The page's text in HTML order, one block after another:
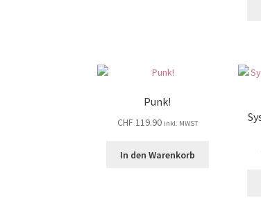
Punk!
CHF 119.90 inkl. MWST
In den Warenkorb